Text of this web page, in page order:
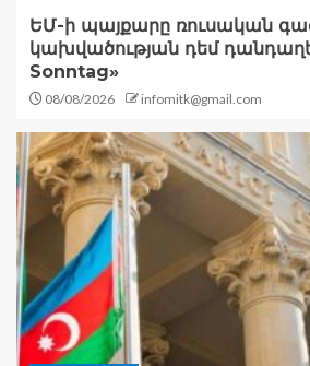
ԵՄ-ի պայքարը ռուսական
կախվածության դեմ
Sonntag»
08/08/2026 infomitk@gmail.com